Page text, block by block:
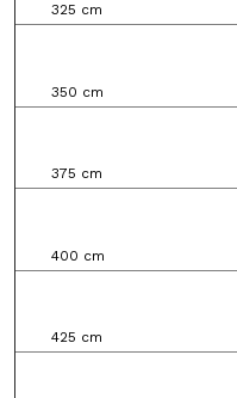
325 cm
350 cm
375 cm
400 cm
425 cm